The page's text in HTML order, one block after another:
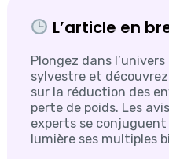
L’article en
Plongez dans
sylvestre et
sur la réduction des
perte de poids. Les
experts se
lumière ses multiples